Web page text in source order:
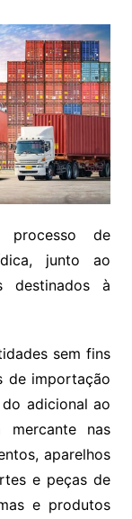
de
junto ao
destinados à
sem fins
de importação
adicional ao
mercante nas
aparelhos
e peças de
e produtos